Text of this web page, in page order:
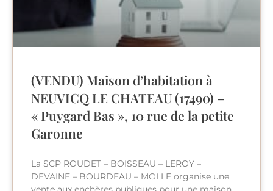
(VENDU) Maison d’habitation à
NEUVICQ LE CHATEAU (17490) –
« Puygard Bas », 10 rue de la petite
Garonne
La SCP ROUDET – BOISSEAU – LEROY –
DEVAINE – BOURDEAU – MOLLE organise une